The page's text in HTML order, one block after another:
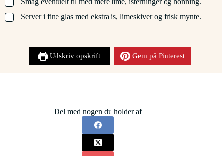
Smag eventuelt til med mere lime, isterninger og honning.
▢
Server i fine glas med ekstra is, limeskiver og frisk mynte.
Udskriv opskrift Gem på Pinterest
Del med nogen du holder af